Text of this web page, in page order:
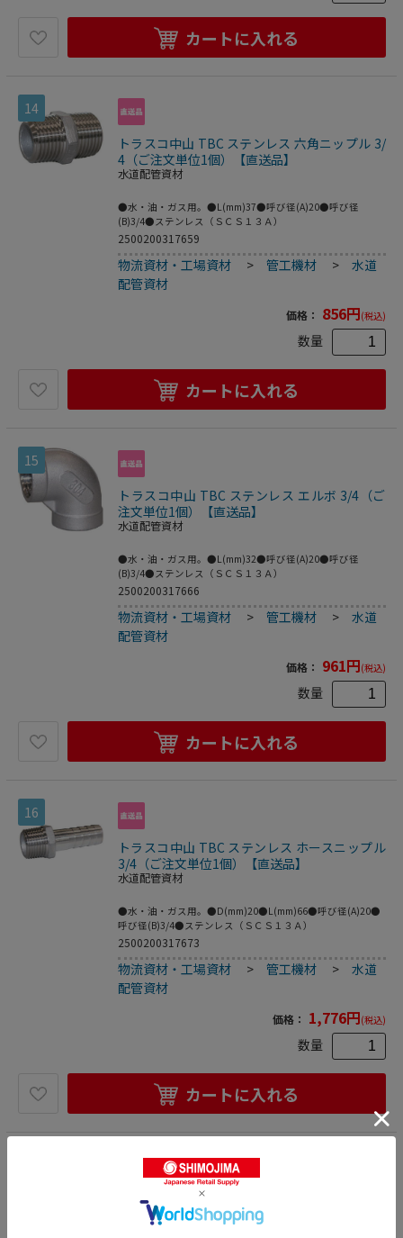
カートに入れる
14
トラスコ中山 TBC ステンレス 六角ニップル 3/
4（ご注文単位1個）【直送品】
水道配管資材
●水・油・ガス用。●L(mm)37●呼び径(A)20●呼び径
(B)3/4●ステンレス（ＳＣＳ１３Ａ）
2500200317659
物流資材・工場資材 >管工機材 >水道
配管資材
価格： 856円(税込)
数量
カートに入れる
15
トラスコ中山 TBC ステンレス エルボ 3/4（ご
注文単位1個）【直送品】
水道配管資材
●水・油・ガス用。●L(mm)32●呼び径(A)20●呼び径
(B)3/4●ステンレス（ＳＣＳ１３Ａ）
2500200317666
物流資材・工場資材 >管工機材 >水道
配管資材
価格： 961円(税込)
数量
カートに入れる
16
トラスコ中山 TBC ステンレス ホースニップル
3/4（ご注文単位1個）【直送品】
水道配管資材
●水・油・ガス用。●D(mm)20●L(mm)66●呼び径(A)20●
呼び径(B)3/4●ステンレス（ＳＣＳ１３Ａ）
2500200317673
物流資材・工場資材 >管工機材 >水道
配管資材
価格： 1,776円(税込)
数量
カートに入れる
トラスコ中山 TBC ステンレス キャップ 3/4
（ご注文単位1個）【直送品】
水道配管資材